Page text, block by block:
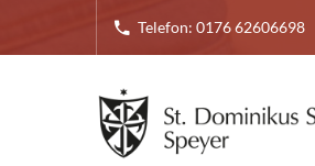
Telefon: 0176 62606698